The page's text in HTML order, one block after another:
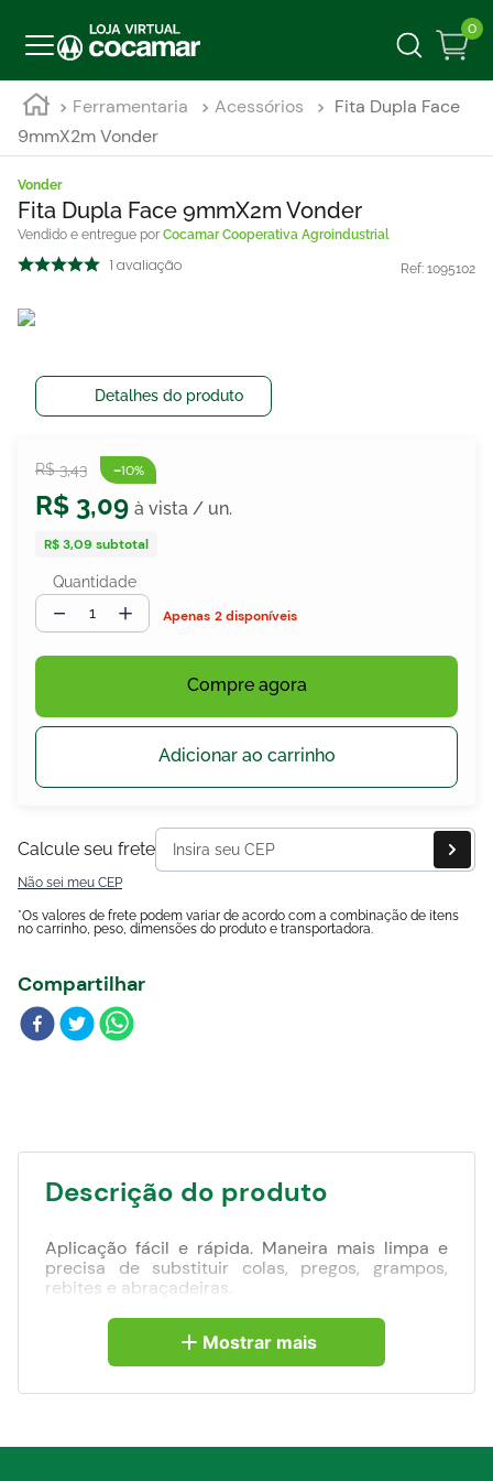
0
Ferramentaria Acessórios
Fita Dupla Face
9mmX2m Vonder
Vonder
Fita Dupla Face 9mmX2m Vonder
Cocamar Cooperativa Agroindustrial
1 avaliação Ref: 1095102
Detalhes do produto
R$ 3,43 -10%
R$ 3,09
R$ 3,09 subtotal
Quantidade
＋
－ 2 disponíveis
Compre agora
Adicionar ao carrinho
Calcule seu frete
Não sei meu CEP
*Os valores de frete podem variar de acordo com a combinação de itens
no carrinho, peso, dimensões do produto e transportadora.
Compartilhar
Descrição do produto
Aplicação fácil e rápida. Maneira mais limpa e
precisa de substituir colas, pregos, grampos,
rebites e abraçadeiras.
plásticos, emblemas, fixação de artigos de metal
A quantidade de fita a ser aplicada depende
Mostrar mais
Blog